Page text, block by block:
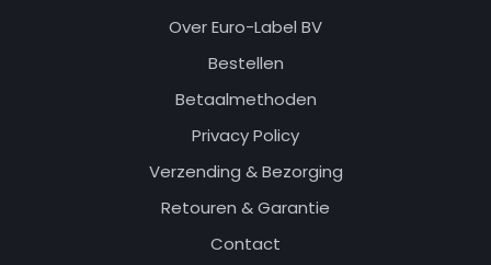
Over Euro-Label BV
Bestellen
Betaalmethoden
Privacy Policy
Verzending & Bezorging
Retouren & Garantie
Contact